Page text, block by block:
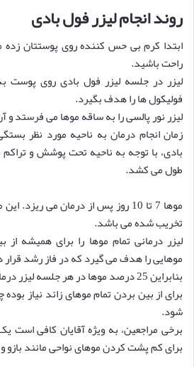
روند انجام لیزر فول بادی
ابتدا کرم بی حس کننده روی پوستتان زده
راحت باشید.
لیزر در جلسه لیزر فول بادی روی
فولیکول ها را هدف بگیرد.
لیزر نور پالسی را به ساقه موها می فرستد و
زمان انجام درمان به ناحیه مورد نظر
بادی، با توجه به ناحیه تحت پوشش و
طول می کشد.
موها 7 تا 10 روز پس از درمان می
تخریب شده می باشد.
لیزر درمانی تمام موها را برای همیشه از
موهایی را هدف می گیرد که در فاز رشد
بنابراین 25 درصد موها در هر جلسه لیزر درمانی هدف گرفته نمی شود.
برای از بین بردن تمام موهای زائد نیاز
شود.
برخی مراجعین، به ویژه آقایان کافی است
برای کم پشت کردن موهای نواحی مانند بازو